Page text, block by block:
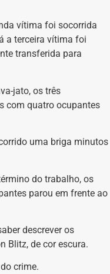
vítima foi socorrida
a terceira vítima foi
transferida para
jato, os três
com quatro ocupantes
uma briga minutos
do trabalho, os
parou em frente ao
descrever os
Blitz, de cor escura.
crime.